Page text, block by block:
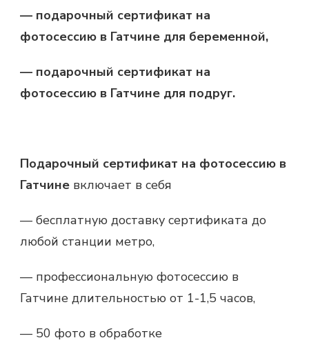
— подарочный сертификат на
фотосессию в Гатчине для беременной,
— подарочный сертификат на
фотосессию в Гатчине для подруг.
Подарочный сертификат на фотосессию в
Гатчине включает в себя
— бесплатную доставку сертификата до
любой станции метро,
— профессиональную фотосессию в
Гатчине длительностью от 1-1,5 часов,
— 50 фото в обработке